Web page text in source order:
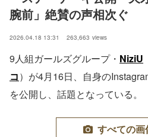
腕前」絶賛の声相次ぐ
2026.04.18 13:31 263,663 views
9人組ガールズグループ・ NiziU
コ）が4月16日、自身の
を公開し、話題となっている。
すべての画